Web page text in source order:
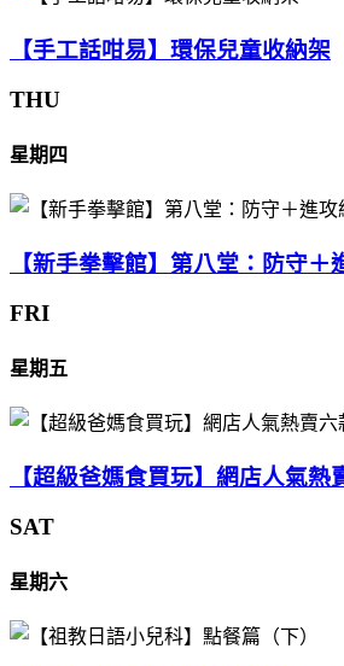
【手工話咁易】環保兒童收納架
THU
星期四
【新手拳擊館】第八堂：防守＋
FRI
星期五
【超級爸媽食買玩】網店人氣熱
SAT
星期六